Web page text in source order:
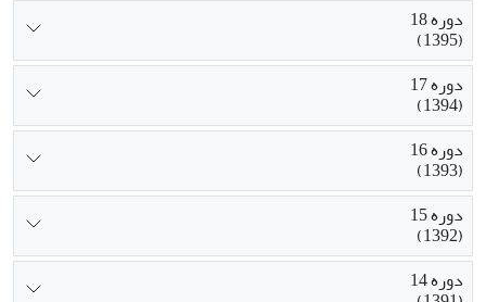
دوره 18
(1395)
دوره 17
(1394)
دوره 16
(1393)
دوره 15
(1392)
دوره 14